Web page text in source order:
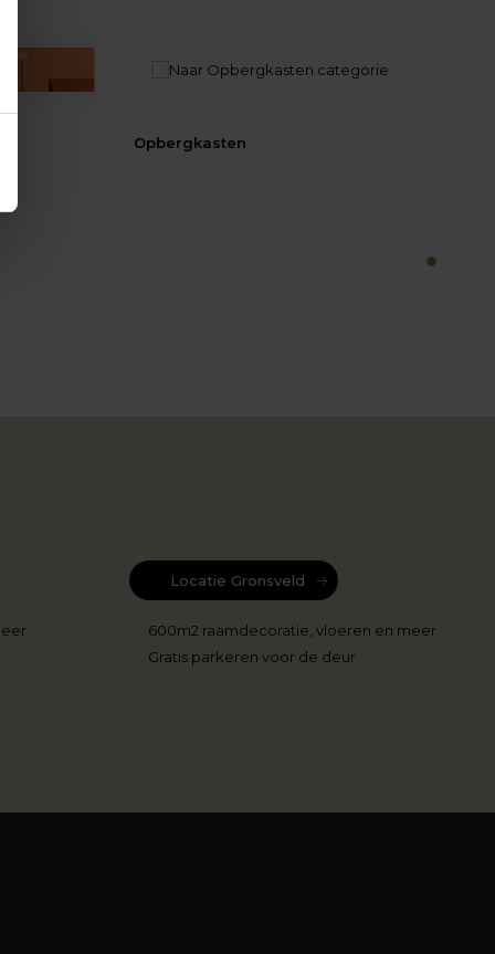
Opbergkasten
1
Locatie Gronsveld
600m2 raamdecoratie, vloeren en meer
Gratis parkeren voor de deur